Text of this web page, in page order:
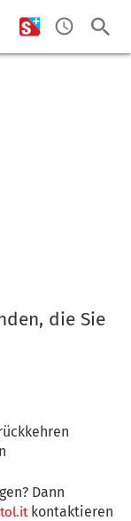
die Sie
Dann
kontaktieren